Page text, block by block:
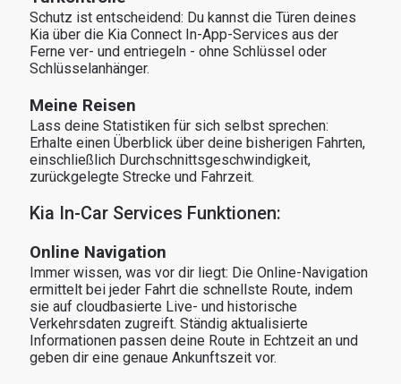
Schutz ist entscheidend: Du kannst die Türen deines
Kia über die Kia Connect In-App-Services aus der
Ferne ver- und entriegeln - ohne Schlüssel oder
Schlüsselanhänger.
Meine Reisen
Lass deine Statistiken für sich selbst sprechen:
Erhalte einen Überblick über deine bisherigen Fahrten,
einschließlich Durchschnittsgeschwindigkeit,
zurückgelegte Strecke und Fahrzeit.
Kia In-Car Services Funktionen:
Online Navigation
Immer wissen, was vor dir liegt: Die Online-Navigation
ermittelt bei jeder Fahrt die schnellste Route, indem
sie auf cloudbasierte Live- und historische
Verkehrsdaten zugreift. Ständig aktualisierte
Informationen passen deine Route in Echtzeit an und
geben dir eine genaue Ankunftszeit vor.